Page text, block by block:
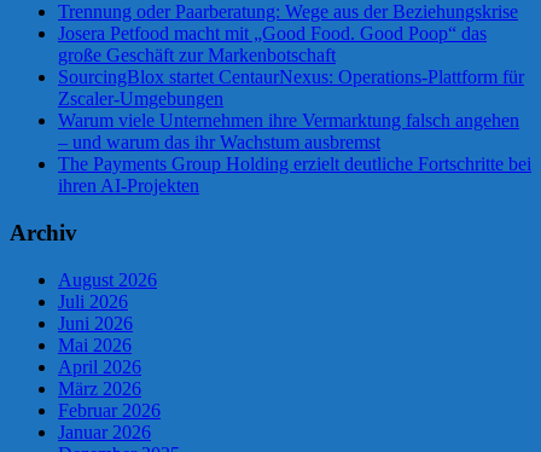
Trennung oder Paarberatung: Wege aus der Beziehungskrise
Josera Petfood macht mit „Good Food. Good Poop“ das
große Geschäft zur Markenbotschaft
SourcingBlox startet CentaurNexus: Operations-Plattform für
Zscaler-Umgebungen
Warum viele Unternehmen ihre Vermarktung falsch angehen
– und warum das ihr Wachstum ausbremst
The Payments Group Holding erzielt deutliche Fortschritte bei
ihren AI-Projekten
Archiv
August 2026
Juli 2026
Juni 2026
Mai 2026
April 2026
März 2026
Februar 2026
Januar 2026